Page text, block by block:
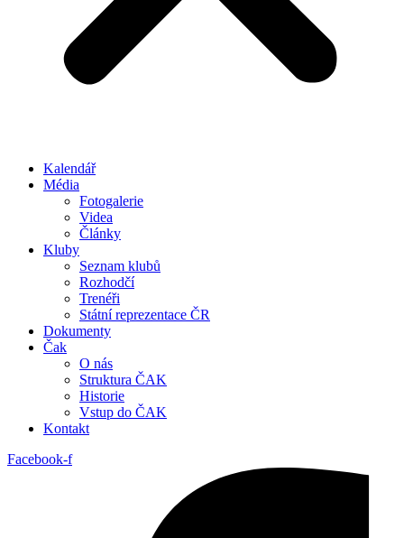
Kalendář
Média
Fotogalerie
Videa
Články
Kluby
Seznam klubů
Rozhodčí
Trenéři
Státní reprezentace ČR
Dokumenty
Čak
O nás
Struktura ČAK
Historie
Vstup do ČAK
Kontakt
Facebook-f